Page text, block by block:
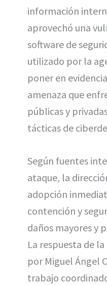
información
aprovechó una
software de
utilizado por la
poner en
amenaza que
públicas y
tácticas de
Según fuentes
ataque, la
adopción
contención y
daños mayores y
La respuesta de
por Miguel Ángel
trabajo